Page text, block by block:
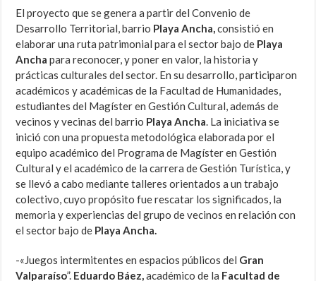
El proyecto que se genera a partir del Convenio de
Desarrollo Territorial, barrio Playa Ancha,consistió en
elaborar una ruta patrimonial para el sector bajo de Playa
Ancha para reconocer, y poner en valor, la historia y
prácticas culturales del sector. En su desarrollo, participaron
académicos y académicas de la Facultad de Humanidades,
estudiantes del Magíster en Gestión Cultural, además de
vecinos y vecinas del barrio Playa Ancha. La iniciativa se
inició con una propuesta metodológica elaborada por el
equipo académico del Programa de Magíster en Gestión
Cultural y el académico de la carrera de Gestión Turística, y
se llevó a cabo mediante talleres orientados a un trabajo
colectivo, cuyo propósito fue rescatar los significados, la
memoria y experiencias del grupo de vecinos en relación con
el sector bajo de Playa Ancha.
-«Juegos intermitentes en espacios públicos del Gran
Valparaíso”. Eduardo Báez,académico de la Facultad de